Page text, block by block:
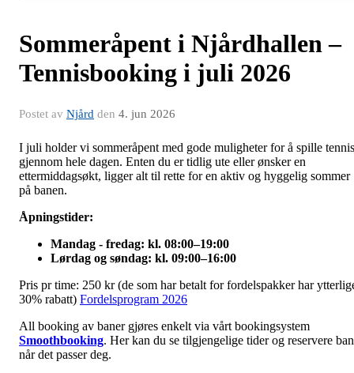
Sommeråpent i Njårdhallen –
Tennisbooking i juli 2026
Postet av Njård den 4. jun 2026
I juli holder vi sommeråpent med gode muligheter for å spille tennis
gjennom hele dagen. Enten du er tidlig ute eller ønsker en
ettermiddagsøkt, ligger alt til rette for en aktiv og hyggelig sommer
på banen.
Åpningstider:
Mandag - fredag: kl. 08:00–19:00
Lørdag og søndag: kl. 09:00–16:00
Pris pr time: 250 kr (de som har betalt for fordelspakker har
30% rabatt) Fordelsprogram 2026
All booking av baner gjøres enkelt via vårt bookingsystem
Smoothbooking. Her kan du se tilgjengelige tider og reservere
når det passer deg.